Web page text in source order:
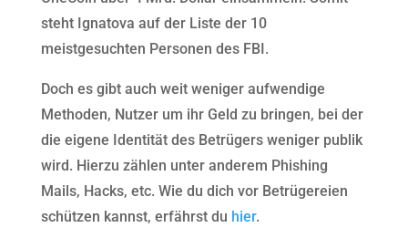
steht Ignatova auf der Liste der 10
meistgesuchten Personen des FBI.
Doch es gibt auch weit weniger aufwendige
Methoden, Nutzer um ihr Geld zu bringen, bei der
die eigene Identität des Betrügers weniger publik
wird. Hierzu zählen unter anderem Phishing
Mails, Hacks, etc. Wie du dich vor Betrügereien
schützen kannst, erfährst du hier.